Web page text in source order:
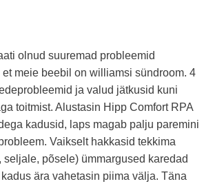
olnud suuremad probleemid
meie beebil on williamsi sündroom. 4
ja valud jätkusid kuni
toitmist. Alustasin Hipp Comfort RPA
kadusid, laps magab palju paremini
Vaikselt hakkasid tekkima
põsele) ümmargused karedad
ära vahetasin piima välja. Täna